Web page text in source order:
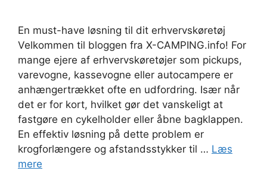
En must-have løsning til dit erhvervskøretøj
Velkommen til bloggen fra X-CAMPING.info! For
mange ejere af erhvervskøretøjer som pickups,
varevogne, kassevogne eller autocampere er
anhængertrækket ofte en udfordring. Især når
det er for kort, hvilket gør det vanskeligt at
fastgøre en cykelholder eller åbne bagklappen.
En effektiv løsning på dette problem er
krogforlængere og afstandsstykker til … Læs
mere